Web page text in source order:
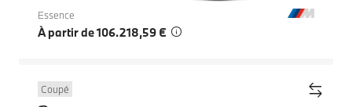
Essence
À partir de 106.218,59 €
Coupé